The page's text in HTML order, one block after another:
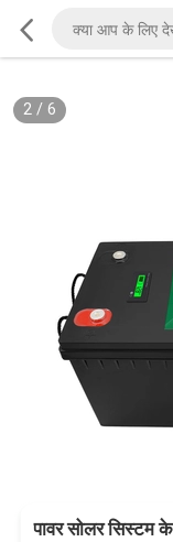
2/ 6
पावर सोलर सिस्टम